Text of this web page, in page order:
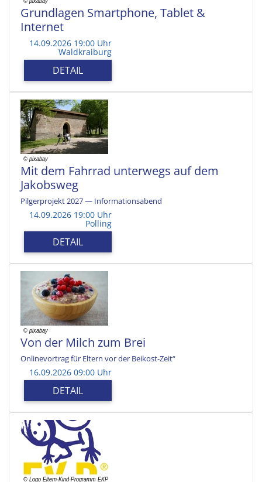
Grundlagen Smartphone, Tablet &
Internet
14.09.2026 19:00 Uhr
Waldkraiburg
DETAIL
Mit dem Fahrrad unterwegs auf dem
Jakobsweg
Pilgerprojekt 2027 — Informationsabend
14.09.2026 19:00 Uhr
Polling
DETAIL
Von der Milch zum Brei
Onlinevortrag für Eltern vor der Beikost-Zeit“
16.09.2026 09:00 Uhr
DETAIL